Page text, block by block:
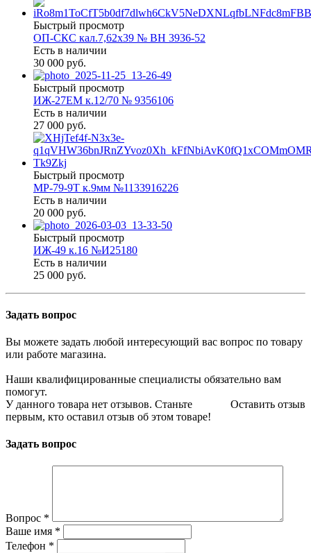
Быстрый просмотр
ОП-СКС кал.7,62х39 № ВН 3936-52
Есть в наличии
30 000 руб.
Быстрый просмотр
ИЖ-27ЕМ к.12/70 № 9356106
Есть в наличии
27 000 руб.
Быстрый просмотр
МР-79-9Т к.9мм №1133916226
Есть в наличии
20 000 руб.
Быстрый просмотр
ИЖ-49 к.16 №И25180
Есть в наличии
25 000 руб.
Задать вопрос
Вы можете задать любой интересующий вас вопрос по товару
или работе магазина.
Наши квалифицированные специалисты обязательно вам
помогут.
Оставить отзыв
У данного товара нет отзывов. Станьте
первым, кто оставил отзыв об этом товаре!
Задать вопрос
Вопрос *
Ваше имя *
Телефон *